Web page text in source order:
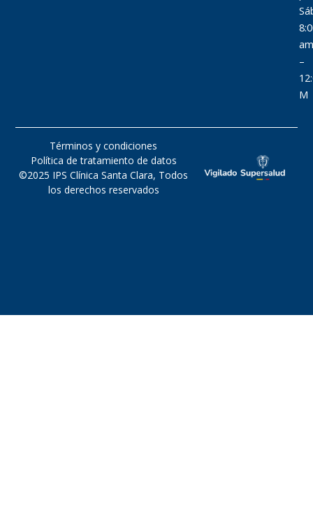
am
–
M
Términos y condiciones
Política de tratamiento de datos
©2025 IPS Clínica Santa Clara, Todos
los derechos reservados